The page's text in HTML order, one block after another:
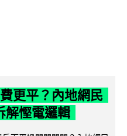
更平？內地網民
解慳電邏輯